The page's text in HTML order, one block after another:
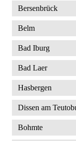
Bersenbrück
Belm
Bad Iburg
Bad Laer
Hasbergen
Dissen am
Bohmte